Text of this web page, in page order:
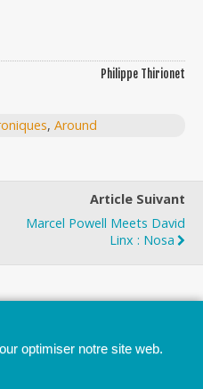
Philippe Thirionet
, Around
Article Suivant
Marcel Powell Meets David
Linx : Nosa
optimiser notre site web.